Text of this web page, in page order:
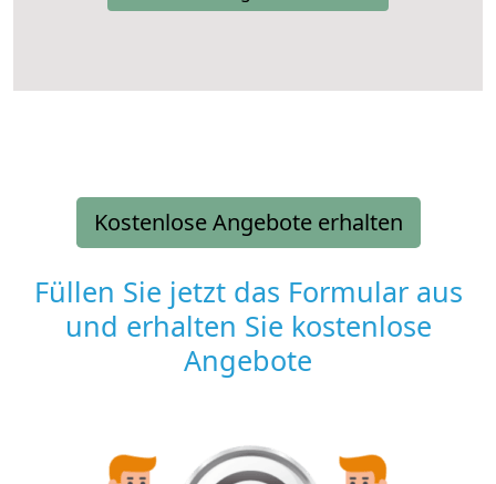
Kostenlose Angebote erhalten
Füllen Sie jetzt das Formular aus
und erhalten Sie kostenlose
Angebote